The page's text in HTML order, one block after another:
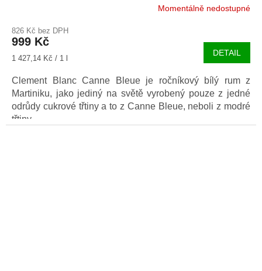
Momentálně nedostupné
826 Kč bez DPH
999 Kč
Měrná
1 427,14 Kč / 1 l
DETAIL
Clement Blanc Canne Bleue je ročníkový bílý rum z
Martiniku, jako jediný na světě vyrobený pouze z jedné
odrůdy cukrové třtiny a to z Canne Bleue, neboli z modré
třtiny.